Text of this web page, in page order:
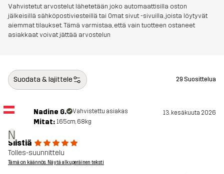
Aktiviteetteihin ALLROUND VAELLUS
Vahvistetut arvostelut lähetetään joko automaattisilla oston
jälkeisillä sähköpostiviesteillä tai Omat sivut -sivuilla, joista löytyvät
aiemmat tilaukset. Tämä varmistaa, että vain tuotteen ostaneet
asiakkaat voivat jättää arvostelun
Suodata & lajittele 29 Suosittelua
N
Nadine G. Vahvistettu asiakas 13. kesäkuuta 2026
Mitat: 165cm, 68kg
Siistiä
Tolles-suunnittelu
Tämä on käännös. Näytä alkuperäinen teksti